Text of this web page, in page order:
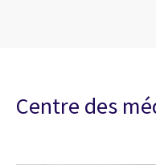
Centre des